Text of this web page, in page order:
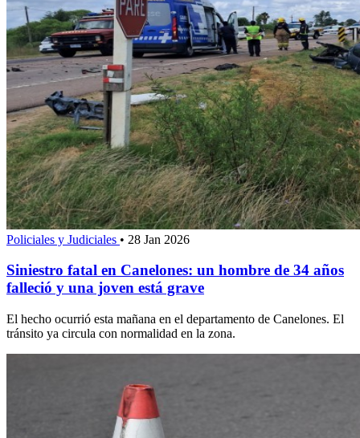
Policiales y Judiciales • 28 Jan 2026
Siniestro fatal en Canelones: un hombre de 34 años
falleció y una joven está grave
El hecho ocurrió esta mañana en el departamento de Canelones. El
tránsito ya circula con normalidad en la zona.